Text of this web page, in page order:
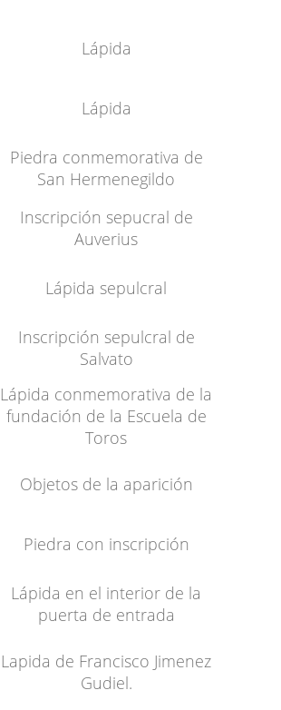
Lápida
Lápida
Piedra conmemorativa de
San Hermenegildo
Inscripción sepucral de
Auverius
Lápida sepulcral
Inscripción sepulcral de
Salvato
Lápida conmemorativa de la
fundación de la Escuela de
Toros
Objetos de la aparición
Piedra con inscripción
Lápida en el interior de la
puerta de entrada
Lapida de Francisco Jimenez
Gudiel.